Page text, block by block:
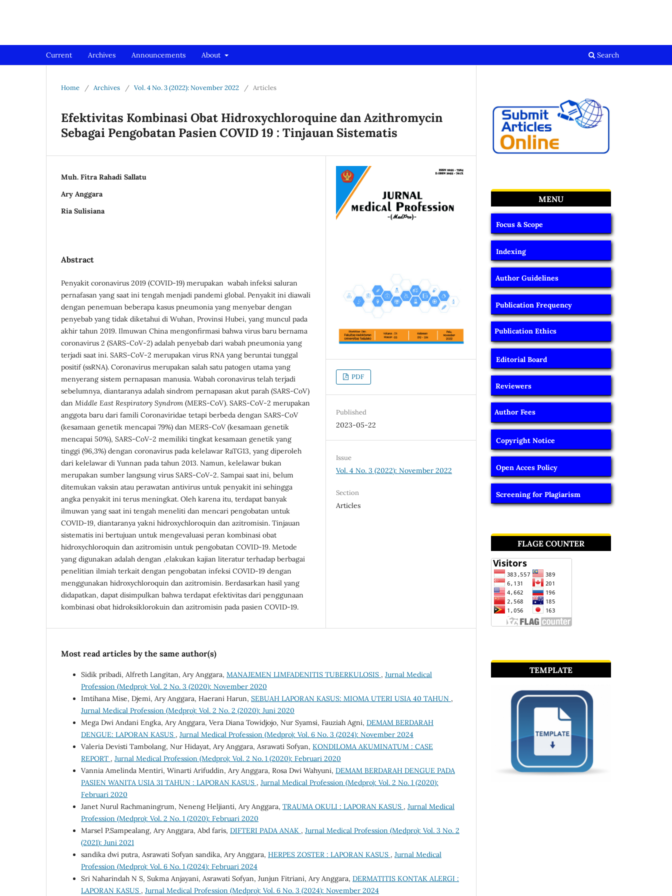
Current Archives Announcements About Search
Home / Archives / Vol. 4 No. 3 (2022): November 2022 / Articles
Efektivitas Kombinasi Obat Hidroxychloroquine dan Azithromycin
Sebagai Pengobatan Pasien COVID 19 : Tinjauan Sistematis
Muh. Fitra Rahadi Sallatu
Ary Anggara
Ria Sulisiana
Abstract
Penyakit coronavirus 2019 (COVID-19) merupakan wabah infeksi saluran
pernafasan yang saat ini tengah menjadi pandemi global. Penyakit ini diawali
dengan penemuan beberapa kasus pneumonia yang menyebar dengan
penyebab yang tidak diketahui di Wuhan, Provinsi Hubei, yang muncul pada
akhir tahun 2019. Ilmuwan China mengonfirmasi bahwa virus baru bernama
coronavirus 2 (SARS-CoV-2) adalah penyebab dari wabah pneumonia yang
terjadi saat ini. SARS-CoV-2 merupakan virus RNA yang beruntai tunggal
positif (ssRNA). Coronavirus merupakan salah satu patogen utama yang
menyerang sistem pernapasan manusia. Wabah coronavirus telah terjadi
sebelumnya, diantaranya adalah sindrom pernapasan akut parah (SARS-CoV)
dan Middle East Respiratory Syndrom (MERS-CoV). SARS-CoV-2 merupakan
anggota baru dari famili Coronaviridae tetapi berbeda dengan SARS-CoV
(kesamaan genetik mencapai 79%) dan MERS-CoV (kesamaan genetik
mencapai 50%), SARS-CoV-2 memiliki tingkat kesamaan genetik yang
tinggi (96,3%) dengan coronavirus pada kelelawar RaTG13, yang diperoleh
dari kelelawar di Yunnan pada tahun 2013. Namun, kelelawar bukan
merupakan sumber langsung virus SARS-CoV-2. Sampai saat ini, belum
ditemukan vaksin atau perawatan antivirus untuk penyakit ini sehingga
angka penyakit ini terus meningkat. Oleh karena itu, terdapat banyak
ilmuwan yang saat ini tengah meneliti dan mencari pengobatan untuk
COVID-19, diantaranya yakni hidroxychloroquin dan azitromisin. Tinjauan
sistematis ini bertujuan untuk mengevaluasi peran kombinasi obat
hidroxychloroquin dan azitromisin untuk pengobatan COVID-19. Metode
yang digunakan adalah dengan ,elakukan kajian literatur terhadap berbagai
penelitian ilmiah terkait dengan pengobatan infeksi COVID-19 dengan
menggunakan hidroxychloroquin dan azitromisin. Berdasarkan hasil yang
didapatkan, dapat disimpulkan bahwa terdapat efektivitas dari penggunaan
kombinasi obat hidroksiklorokuin dan azitromisin pada pasien COVID-19.
PDF
Published
2023-05-22
Issue
Vol. 4 No. 3 (2022): November 2022
Section
Articles
Most read articles by the same author(s)
Sidik pribadi, Alfreth Langitan, Ary Anggara, MANAJEMEN LIMFADENITIS TUBERKULOSIS , Jurnal Medical
Profession (Medpro): Vol. 2 No. 3 (2020): November 2020
Imtihana Mise, Djemi, Ary Anggara, Haerani Harun, SEBUAH LAPORAN KASUS: MIOMA UTERI USIA 40 TAHUN ,
Jurnal Medical Profession (Medpro): Vol. 2 No. 2 (2020): Juni 2020
Mega Dwi Andani Engka, Ary Anggara, Vera Diana Towidjojo, Nur Syamsi, Fauziah Agni, DEMAM BERDARAH
DENGUE: LAPORAN KASUS , Jurnal Medical Profession (Medpro): Vol. 6 No. 3 (2024): November 2024
Valeria Devisti Tambolang, Nur Hidayat, Ary Anggara, Asrawati Sofyan, KONDILOMA AKUMINATUM : CASE
REPORT , Jurnal Medical Profession (Medpro): Vol. 2 No. 1 (2020): Februari 2020
Vannia Amelinda Mentiri, Winarti Arifuddin, Ary Anggara, Rosa Dwi Wahyuni, DEMAM BERDARAH DENGUE PADA
PASIEN WANITA USIA 31 TAHUN : LAPORAN KASUS , Jurnal Medical Profession (Medpro): Vol. 2 No. 1 (2020):
Februari 2020
Janet Nurul Rachmaningrum, Neneng Heljianti, Ary Anggara, TRAUMA OKULI : LAPORAN KASUS , Jurnal Medical
Profession (Medpro): Vol. 2 No. 1 (2020): Februari 2020
Marsel P.Sampealang, Ary Anggara, Abd faris, DIFTERI PADA ANAK , Jurnal Medical Profession (Medpro): Vol. 3 No. 2
(2021): Juni 2021
sandika dwi putra, Asrawati Sofyan sandika, Ary Anggara, HERPES ZOSTER : LAPORAN KASUS , Jurnal Medical
Profession (Medpro): Vol. 6 No. 1 (2024): Februari 2024
Sri Naharindah N S, Sukma Anjayani, Asrawati Sofyan, Junjun Fitriani, Ary Anggara, DERMATITIS KONTAK ALERGI :
LAPORAN KASUS , Jurnal Medical Profession (Medpro): Vol. 6 No. 3 (2024): November 2024
MENU
Focus & Scope
Indexing
Author Guidelines
Publication Frequency
Publication Ethics
Editorial Board
Reviewers
Author Fees
Copyright Notice
Open Acces Policy
Screening for Plagiarism
FLAGE COUNTER
TEMPLATE